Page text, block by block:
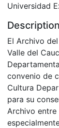
Universidad
Description
El Archivo
Valle del
convenio de
Cultura
para su
Archivo entre